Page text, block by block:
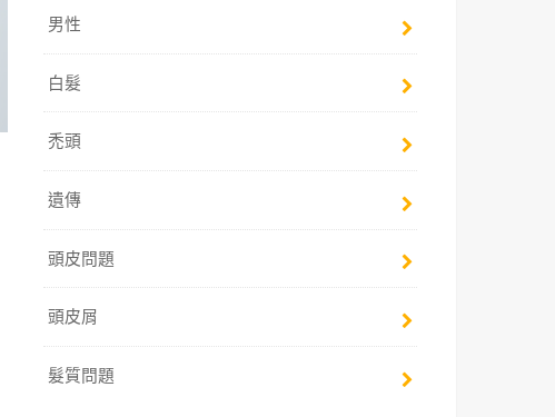
男性
白髮
禿頭
遺傳
頭皮問題
頭皮屑
髮質問題